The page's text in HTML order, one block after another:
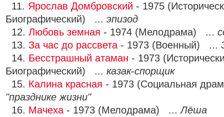
11. Ярослав Домбровский - 1975
Биографический) ... эпизод
12. Любовь земная - 1974 (Мелодрама) ...
13. За час до рассвета - 1973 (Военный) ...
14. Бесстрашный атаман - 1973
Биографический) ... казак-спорщик
15. Калина красная - 1973 (Социальная
"празднике жизни"
16. Мачеха - 1973 (Мелодрама) ...Лёша